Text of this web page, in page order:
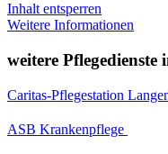
Inhalt entsperren
Weitere Informationen
weitere Pflegedienste
Caritas-Pflegestation
ASB Krankenpflege